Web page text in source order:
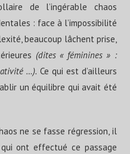
de l’ingérable chaos
: face à l’impossibilité
beaucoup lâchent prise,
(dites « féminines » :
…). Ce qui est d’ailleurs
un équilibre qui avait été
ne se fasse régression, il
ont effectué ce passage